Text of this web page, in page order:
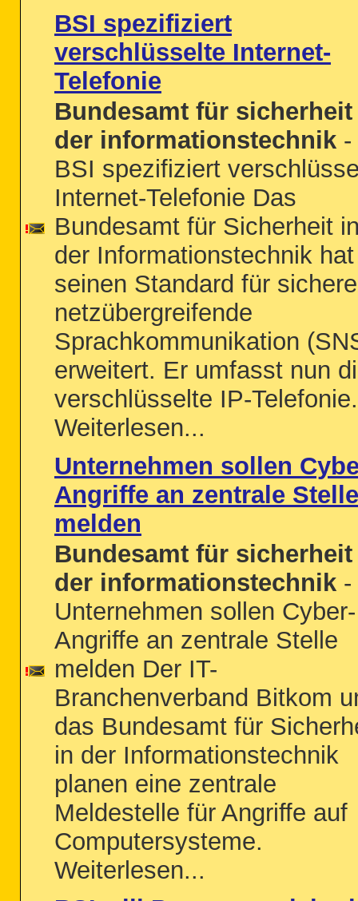
BSI spezifiziert
verschlüsselte Internet-
Telefonie
Bundesamt für
der informationstechnik -
BSI spezifiziert
Internet-Telefonie Das
Bundesamt für Sicherheit
der Informationstechnik hat
seinen Standard für sichere
netzübergreifende
Sprachkommunikation
erweitert. Er umfasst nun
verschlüsselte IP-Telefonie.
Weiterlesen...
Unternehmen sollen
Angriffe an zentrale Stelle
melden
Bundesamt für
der informationstechnik -
Unternehmen sollen Cyber-
Angriffe an zentrale Stelle
melden Der IT-
Branchenverband Bitkom
das Bundesamt für
in der Informationstechnik
planen eine zentrale
Meldestelle für Angriffe auf
Computersysteme.
Weiterlesen...